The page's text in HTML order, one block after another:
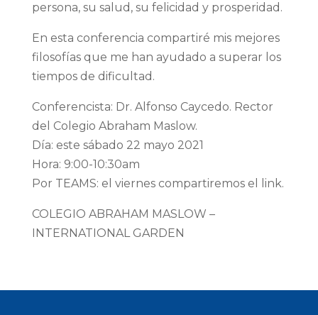
persona, su salud, su felicidad y prosperidad.
En esta conferencia compartiré mis mejores
filosofías que me han ayudado a superar los
tiempos de dificultad.
Conferencista: Dr. Alfonso Caycedo. Rector
del Colegio Abraham Maslow.
Día: este sábado 22 mayo 2021
Hora: 9:00-10:30am
Por TEAMS: el viernes compartiremos el link.
COLEGIO ABRAHAM MASLOW –
INTERNATIONAL GARDEN